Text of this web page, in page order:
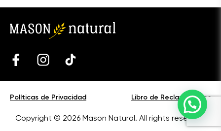
Copyright © 2026 Mason Natural. All rights reserved.
Políticas de Privacidad Libro de Reclamaciones